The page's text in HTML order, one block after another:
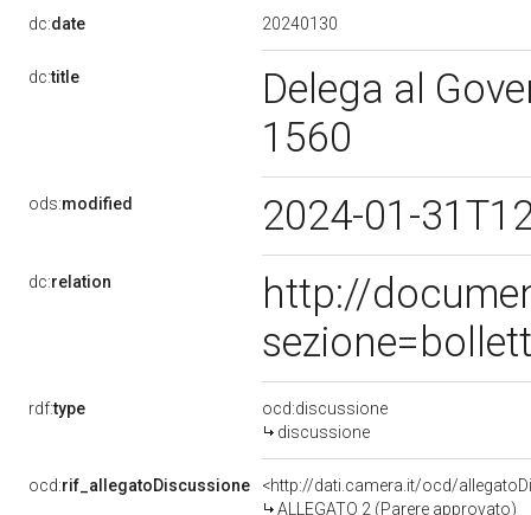
dc:date 20240130
dc:title
Delega al
1560
ods:modified 2024-01-
dc:relation
http://
rdf:type
ocd:discussione
discussione
ocd:rif_allegatoDiscussione
<http://dati.camera.it/ocd/
ALLEGATO 2 (Parere approvato)